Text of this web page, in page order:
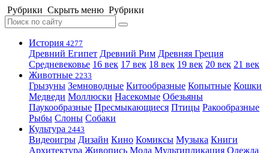
Рубрики Скрыть меню Рубрики
История 4277
Древний Египет Древний Рим Древняя Греция
Средневековье 16 век 17 век 18 век 19 век 20 век 21 век
Животные 2233
Грызуны Земноводные Китообразные Копытные Кошки
Медведи Моллюски Насекомые Обезьяны
Паукообразные Пресмыкающиеся Птицы Ракообразные
Рыбы Слоны Собаки
Культура 2443
Видеоигры Дизайн Кино Комиксы Музыка Книги
Архитектура Живопись Мода Мультипликация Одежда